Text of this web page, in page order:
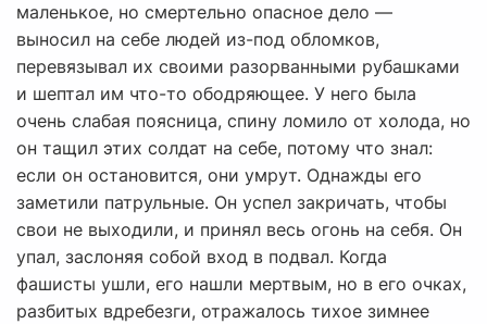
маленькое, но смертельно опасное дело —
выносил на себе людей из-под обломков,
перевязывал их своими разорванными рубашками
и шептал им что-то ободряющее. У него была
очень слабая поясница, спину ломило от холода, но
он тащил этих солдат на себе, потому что знал:
если он остановится, они умрут. Однажды его
заметили патрульные. Он успел закричать, чтобы
свои не выходили, и принял весь огонь на себя. Он
упал, заслоняя собой вход в подвал. Когда
фашисты ушли, его нашли мертвым, но в его очках,
разбитых вдребезги, отражалось тихое зимнее